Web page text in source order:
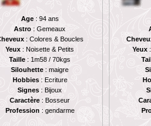
Age: 94 ans
Astro : Gemeaux
: Colores & Boucles
Yeux : Noisette & Petits
Taille : 1m58 / 70kgs
Silouhette : maigre
Hobbies: Ecriture
Signes : Bijoux
Caractère : Bosseur
Profession : gendarme
Yeux